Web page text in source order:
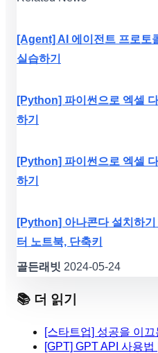
[Agent] AI 에이전트 프로토
실습하기
[Python] 파이썬으로 엑셀
하기
[Python] 파이썬으로 엑셀
하기
[Python] 아나콘다 설치하
터 노트북, 단축키
골든래빗 2024-05-24
📚 더 읽기
[스타트업] 성공을 이
[GPT] GPT API 사용